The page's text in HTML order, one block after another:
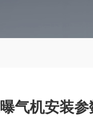
气机安装参